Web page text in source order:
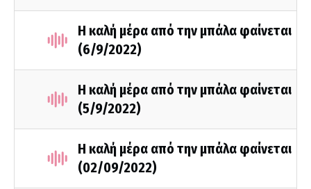
Η καλή μέρα από την μπάλα φαίνεται
(6/9/2022)
Η καλή μέρα από την μπάλα φαίνεται
(5/9/2022)
Η καλή μέρα από την μπάλα φαίνεται
(02/09/2022)